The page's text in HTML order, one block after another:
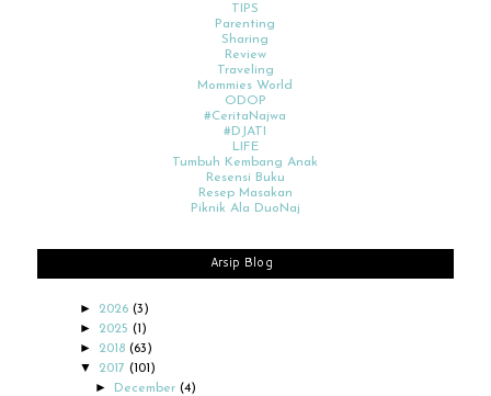
TIPS
Parenting
Sharing
Review
Traveling
Mommies World
ODOP
#CeritaNajwa
#DJATI
LIFE
Tumbuh Kembang Anak
Resensi Buku
Resep Masakan
Piknik Ala DuoNaj
Arsip Blog
► 2026 (3)
► 2025 (1)
► 2018 (63)
▼ 2017 (101)
► December(4)